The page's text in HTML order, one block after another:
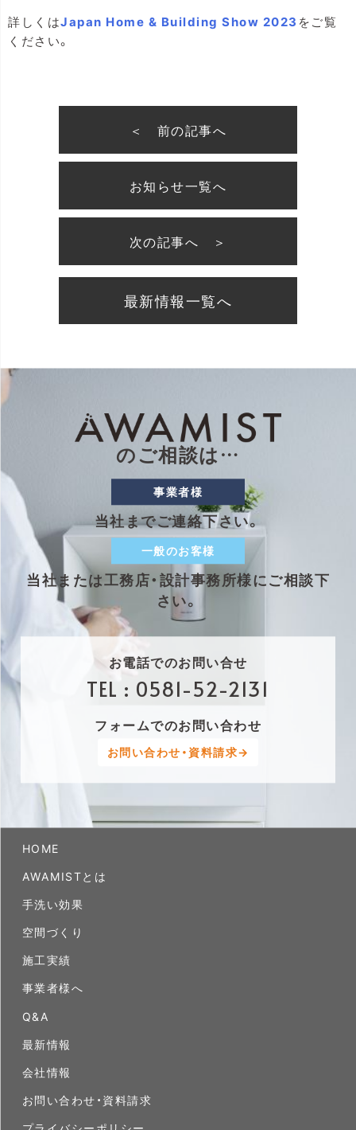
詳しくはJapan Home & Building Show 2023 をご覧
ください。
＜ 前の記事へ
お知らせ一覧へ
次の記事へ ＞
最新情報一覧へ
のご相談は…
事業者様
当社までご連絡下さい。
一般のお客様
当社または工務店・設計事務所様にご相談下
さい。
お電話でのお問い合せ
TEL : 0581-52-2131
フォームでのお問い合わせ
お問い合わせ・資料請求→
HOME
AWAMISTとは
手洗い効果
空間づくり
施工実績
事業者様へ
Q&A
最新情報
会社情報
お問い合わせ・資料請求